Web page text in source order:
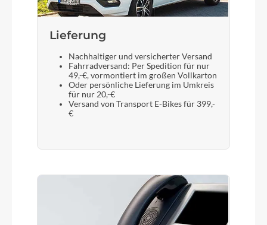
Lieferung
Nachhaltiger und versicherter Versand
Fahrradversand: Per Spedition für nur
49,-€, vormontiert im großen Vollkarton
Oder persönliche Lieferung im Umkreis
für nur 20,-€
Versand von Transport E-Bikes für 399,-
€